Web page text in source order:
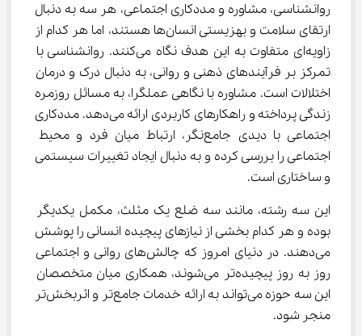
روانشناسی، مشاوره و مددکاری اجتماعی، هر سه به دنبال
ارتقای سلامت و بهزیستی انسان‌ها هستند، اما هر کدام از
زاویه‌ای متفاوت به این هدف نگاه می‌کنند. روانشناسی با
تمرکز بر فرآیندهای ذهنی و روانی، به دنبال درک و درمان
اختلالات است. مشاوره با نگاهی عملگرا، به مسائل روزمره
زندگی پرداخته و راهکارهای کاربردی ارائه می‌دهد. مددکاری
اجتماعی با دیدی جامع‌نگر، ارتباط میان فرد و محیط
اجتماعی را بررسی کرده و به دنبال ایجاد تغییرات سیستمی
و ساختاری است.
این سه رشته، مانند سه ضلع یک مثلث، مکمل یکدیگر
بوده و هر کدام بخشی از نیازهای پیچیده انسانی را پوشش
می‌دهند. در دنیای امروز که چالش‌های روانی و اجتماعی
روز به روز پیچیده‌تر می‌شوند، همکاری میان متخصصان
این سه حوزه می‌تواند به ارائه خدمات جامع‌تر و اثربخش‌تر
منجر شود.